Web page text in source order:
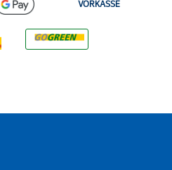
VORKASSE